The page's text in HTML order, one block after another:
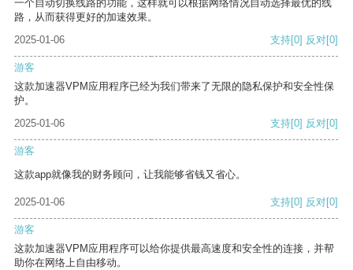
一个自动切换线路的功能，这样就可以根据网络情况自动选择最优的线
路，从而获得更好的加速效果。
2025-01-06
支持[0] 反对[0]
游客
这款加速器VPM应用程序已经为我们带来了无限的隐私保护和安全性保
护。
2025-01-06
支持[0] 反对[0]
游客
这款app就像我的财务顾问，让我能够省钱又省心。
2025-01-06 支持[0] 反对[0]
游客
这款加速器VPM应用程序可以给你提供最高速度和安全性的连接，并帮
助你在网络上自由移动。